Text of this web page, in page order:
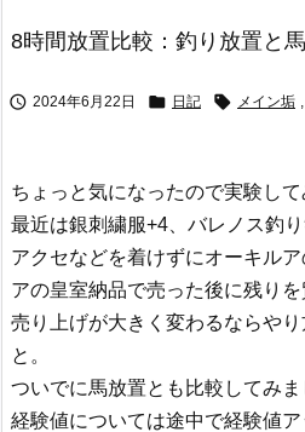
8時間放置比較：釣り放置と
 2024年6月22日  日記  メイン垢 ,
ちょっと気になったので実験して
最近は銀刺繍服+4、バレノス釣
アクセなどを着けずにオーキル
アの皇室納品で売った後に残りを
売り上げが大きく変わるならや
と。
ついでに馬放置とも比較してみま
経験値については途中で経験値